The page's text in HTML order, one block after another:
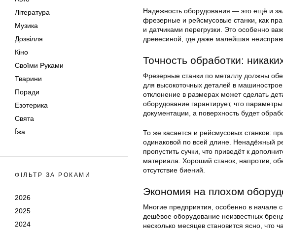
Література
Музика
Дозвілля
Кіно
Своїми Руками
Тварини
Поради
Езотерика
Свята
Їжа
ФІЛЬТР ЗА РОКАМИ
2026
2025
2024
Надежность оборудования — это ещё и
фрезерные и рейсмусовые станки, как
и датчиками перегрузки. Это особенно
древесиной, где даже малейшая
Точность обработки:
Фрезерные станки по металлу должны
для высокоточных деталей в
отклонение в размерах может сделать
оборудование гарантирует, что
документации, а поверхность будет
То же касается и рейсмусовых станков:
одинаковой по всей длине. Ненадёжный
пропустить сучки, что приведёт к
материала. Хороший станок, напротив,
отсутствие биений.
Экономия на плохом
Многие предприятия, особенно в начале
дешёвое оборудование неизвестных
несколько месяцев становится ясно, что